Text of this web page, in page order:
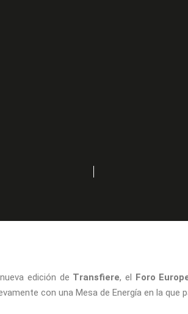
edición de Transfiere, el Foro
con una Mesa de Energía en la que